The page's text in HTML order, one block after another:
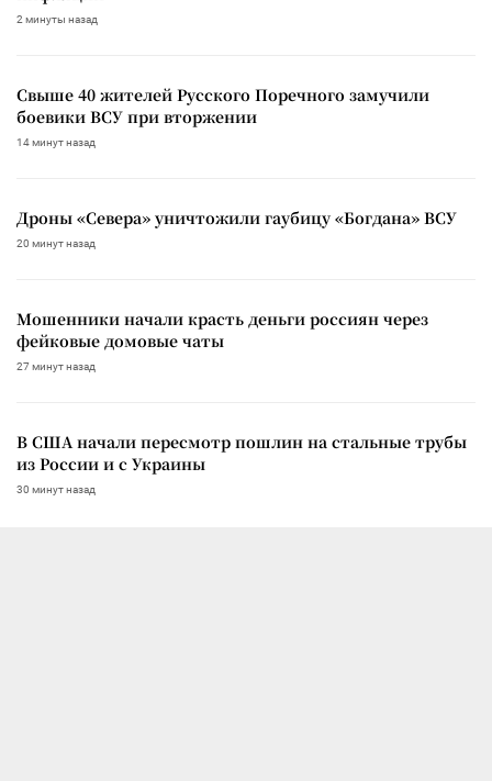
2 минуты назад
Свыше 40 жителей Русского Поречного замучили
боевики ВСУ при вторжении
14 минут назад
Дроны «Севера» уничтожили гаубицу «Богдана» ВСУ
20 минут назад
Мошенники начали красть деньги россиян через
фейковые домовые чаты
27 минут назад
В США начали пересмотр пошлин на стальные трубы
из России и с Украины
30 минут назад